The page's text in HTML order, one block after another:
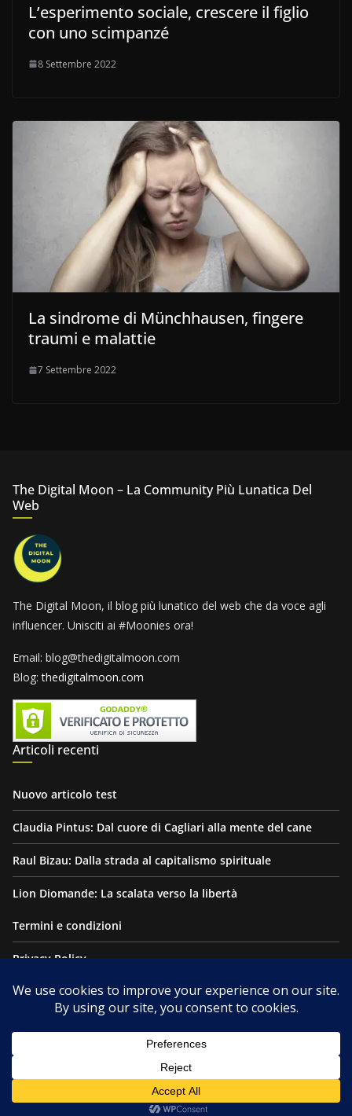
L’esperimento sociale, crescere il figlio
con uno scimpanzé
8 Settembre 2022
La sindrome di Münchhausen, fingere
traumi e malattie
7 Settembre 2022
The Digital Moon – La Community Più Lunatica Del
Web
The Digital Moon, il blog più lunatico del web che da voce agli
influencer. Unisciti ai #Moonies ora!
Email: blog@thedigitalmoon.com
Blog:thedigitalmoon.com
Articoli recenti
Nuovo articolo test
Claudia Pintus: Dal cuore di Cagliari alla mente del cane
Raul Bizau: Dalla strada al capitalismo spirituale
Lion Diomande: La scalata verso la libertà
Termini e condizioni
Privacy Policy
Esonero di Responsabilità
Copyright © 2026THE DIGITAL MOON. Tutti i diritti riservati.
Tema:ColorMagdi ThemeGrill. Powered byWordPress.